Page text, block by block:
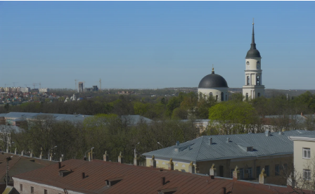
Погода
Праздники
Происшествия
Спорт
Экономика и бизнес